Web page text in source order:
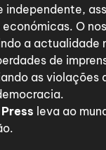
O
a actualidade
de
as violações
leva ao